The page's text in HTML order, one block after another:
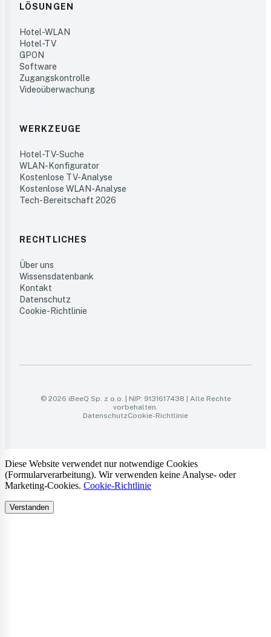
LÖSUNGEN
Hotel-WLAN
Hotel-TV
GPON
Software
Zugangskontrolle
Videoüberwachung
WERKZEUGE
Hotel-TV-Suche
WLAN-Konfigurator
Kostenlose TV-Analyse
Kostenlose WLAN-Analyse
Tech-Bereitschaft 2026
RECHTLICHES
Über uns
Wissensdatenbank
Kontakt
Datenschutz
Cookie-Richtlinie
© 2026 iBeeQ Sp. z o.o. | NIP: 9131617438 | Alle Rechte
vorbehalten.
DatenschutzCookie-Richtlinie
Diese Website verwendet nur notwendige Cookies
(Formularverarbeitung). Wir verwenden keine Analyse- oder
Marketing-Cookies. Cookie-Richtlinie
Verstanden